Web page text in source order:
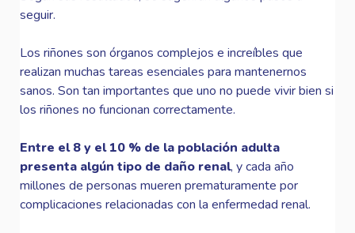
seguir.
Los riñones son órganos complejos e increíbles que
realizan muchas tareas esenciales para mantenernos
sanos. Son tan importantes que uno no puede vivir bien si
los riñones no funcionan correctamente.
Entre el 8 y el 10 % de la población adulta
presenta algún tipo de daño renal, y cada año
millones de personas mueren prematuramente por
complicaciones relacionadas con la enfermedad renal.